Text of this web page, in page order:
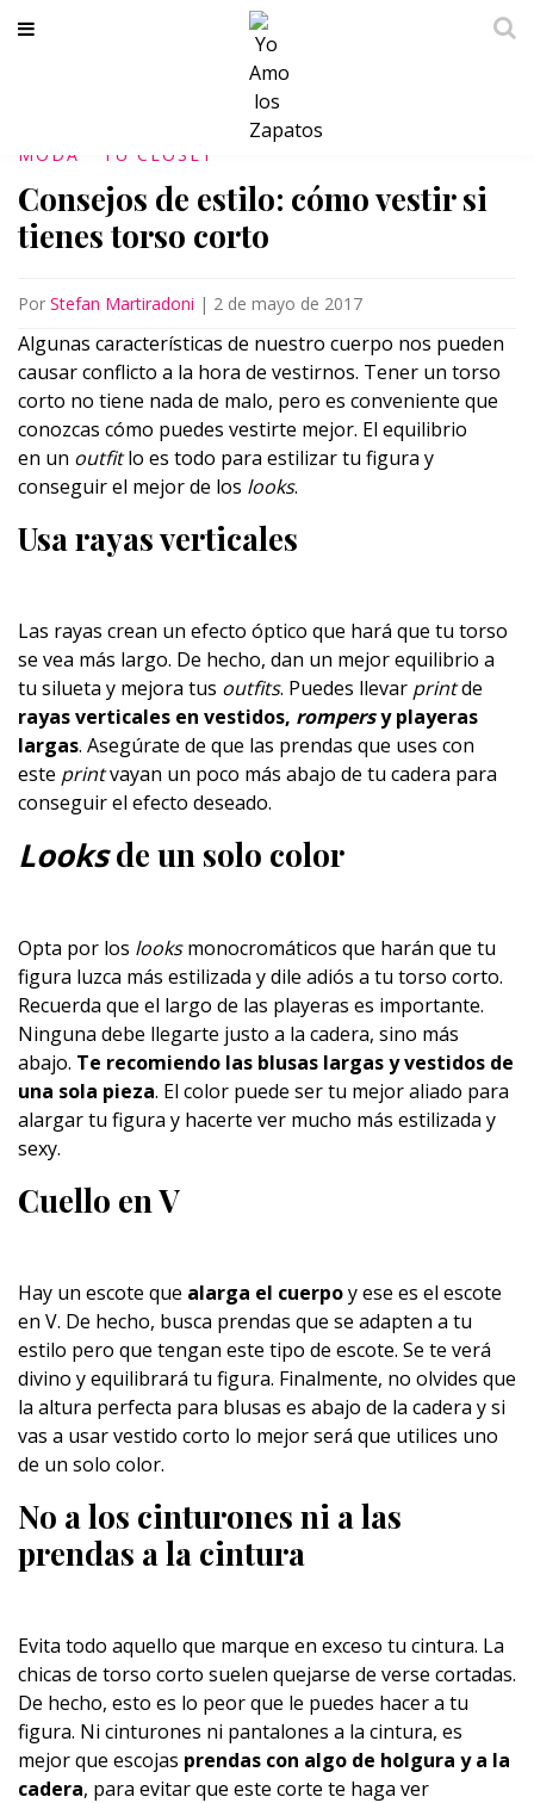
MODA TU CLÓSET
Consejos de estilo: cómo vestir si
tienes torso corto
Por Stefan Martiradoni | 2 de mayo de 2017
Algunas características de nuestro cuerpo nos pueden
causar conflicto a la hora de vestirnos. Tener un torso
corto no tiene nada de malo, pero es conveniente que
conozcas cómo puedes vestirte mejor. El equilibrio
en un outfitlo es todo para estilizar tu figura y
conseguir el mejor de los looks.
Usa rayas verticales
Las rayas crean un efecto óptico que hará que tu torso
se vea más largo. De hecho, dan un mejor equilibrio a
tu silueta y mejora tus outfits. Puedes llevar printde
rayas verticales en vestidos, rompersy playeras
largas. Asegúrate de que las prendas que uses con
este printvayan un poco más abajo de tu cadera para
conseguir el efecto deseado.
Looksde un solo color
Opta por los looksmonocromáticos que harán que tu
figura luzca más estilizada y dile adiós a tu torso corto.
Recuerda que el largo de las playeras es importante.
Ninguna debe llegarte justo a la cadera, sino más
abajo. Te recomiendo las blusas largas y vestidos de
una sola pieza. El color puede ser tu mejor aliado para
alargar tu figura y hacerte ver mucho más estilizada y
sexy.
Cuello en V
Hay un escote que alarga el cuerpoy ese es el escote
en V. De hecho, busca prendas que se adapten a tu
estilo pero que tengan este tipo de escote. Se te verá
divino y equilibrará tu figura. Finalmente, no olvides que
la altura perfecta para blusas es abajo de la cadera y si
vas a usar vestido corto lo mejor será que utilices uno
de un solo color.
No a los cinturones ni a las
prendas a la cintura
Evita todo aquello que marque en exceso tu cintura. La
chicas de torso corto suelen quejarse de verse cortadas.
De hecho, esto es lo peor que le puedes hacer a tu
figura. Ni cinturones ni pantalones a la cintura, es
mejor que escojas prendas con algo de holgura y a la
cadera, para evitar que este corte te haga ver